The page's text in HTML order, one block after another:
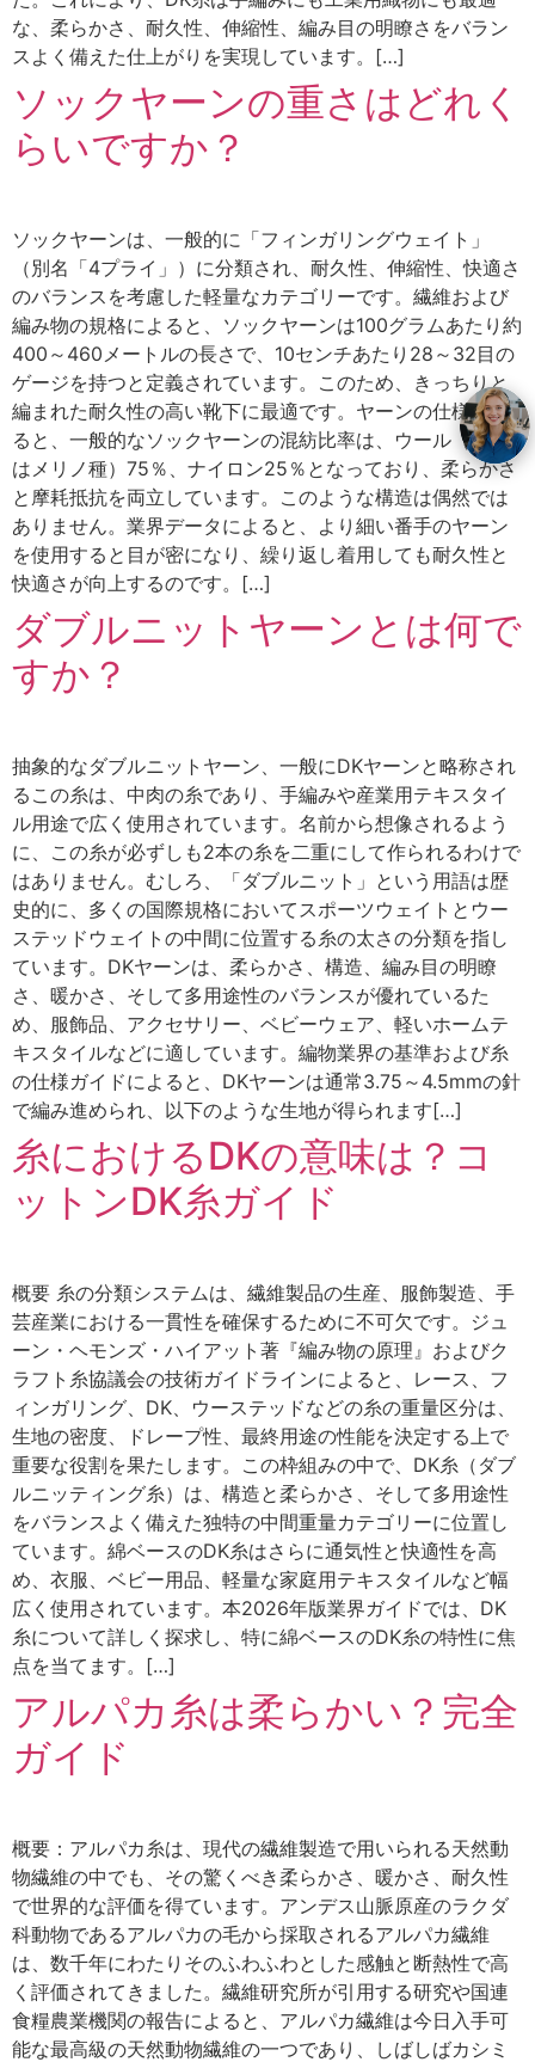
な、柔らかさ、耐久性、伸縮性、編み目の明瞭さをバラン
スよく備えた仕上がりを実現しています。[…]
ソックヤーンの重さはどれく
らいですか？
ソックヤーンは、一般的に「フィンガリングウェイト」
（別名「4プライ」）に分類され、耐久性、伸縮性、快適さ
のバランスを考慮した軽量なカテゴリーです。繊維および
編み物の規格によると、ソックヤーンは100グラムあたり約
400～460メートルの長さで、10センチあたり28～32目の
ゲージを持つと定義されています。このため、きっちりと
編まれた耐久性の高い靴下に最適です。ヤーンの仕様によ
ると、一般的なソックヤーンの混紡比率は、ウール（多く
はメリノ種）75％、ナイロン25％となっており、柔らかさ
と摩耗抵抗を両立しています。このような構造は偶然では
ありません。業界データによると、より細い番手のヤーン
を使用すると目が密になり、繰り返し着用しても耐久性と
快適さが向上するのです。[…]
ダブルニットヤーンとは何で
すか？
抽象的なダブルニットヤーン、一般にDKヤーンと略称され
るこの糸は、中肉の糸であり、手編みや産業用テキスタイ
ル用途で広く使用されています。名前から想像されるよう
に、この糸が必ずしも2本の糸を二重にして作られるわけで
はありません。むしろ、「ダブルニット」という用語は歴
史的に、多くの国際規格においてスポーツウェイトとウー
ステッドウェイトの中間に位置する糸の太さの分類を指し
ています。DKヤーンは、柔らかさ、構造、編み目の明瞭
さ、暖かさ、そして多用途性のバランスが優れているた
め、服飾品、アクセサリー、ベビーウェア、軽いホームテ
キスタイルなどに適しています。編物業界の基準および糸
の仕様ガイドによると、DKヤーンは通常3.75～4.5mmの針
で編み進められ、以下のような生地が得られます[…]
糸におけるDKの意味は？コ
ットンDK糸ガイド
概要 糸の分類システムは、繊維製品の生産、服飾製造、手
芸産業における一貫性を確保するために不可欠です。ジュ
ーン・ヘモンズ・ハイアット著『編み物の原理』およびク
ラフト糸協議会の技術ガイドラインによると、レース、フ
ィンガリング、DK、ウーステッドなどの糸の重量区分は、
生地の密度、ドレープ性、最終用途の性能を決定する上で
重要な役割を果たします。この枠組みの中で、DK糸（ダブ
ルニッティング糸）は、構造と柔らかさ、そして多用途性
をバランスよく備えた独特の中間重量カテゴリーに位置し
ています。綿ベースのDK糸はさらに通気性と快適性を高
め、衣服、ベビー用品、軽量な家庭用テキスタイルなど幅
広く使用されています。本2026年版業界ガイドでは、DK
糸について詳しく探求し、特に綿ベースのDK糸の特性に焦
点を当てます。[…]
アルパカ糸は柔らかい？完全
ガイド
概要：アルパカ糸は、現代の繊維製造で用いられる天然動
物繊維の中でも、その驚くべき柔らかさ、暖かさ、耐久性
で世界的な評価を得ています。アンデス山脈原産のラクダ
科動物であるアルパカの毛から採取されるアルパカ繊維
は、数千年にわたりそのふわふわとした感触と断熱性で高
く評価されてきました。繊維研究所が引用する研究や国連
食糧農業機関の報告によると、アルパカ繊維は今日入手可
能な最高級の天然動物繊維の一つであり、しばしばカシミ